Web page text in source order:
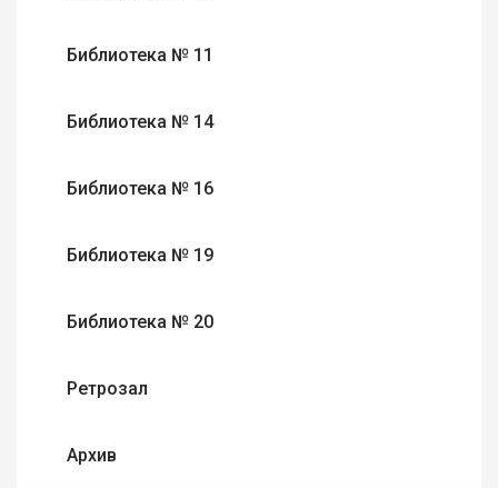
Библиотека № 11
Библиотека № 14
Библиотека № 16
Библиотека № 19
Библиотека № 20
Ретрозал
Архив